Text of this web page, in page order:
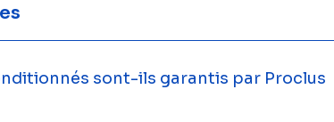
sont-ils garantis par Proclus